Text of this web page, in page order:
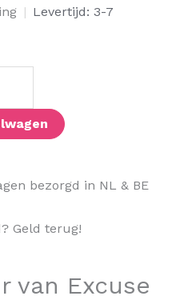
| Levertijd: 3-7
bezorgd in NL & BE
Geld terug!
van Excuse